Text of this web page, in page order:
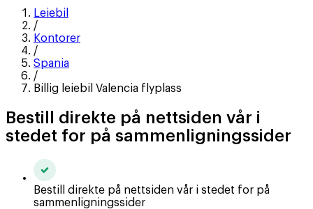
Leiebil
/
Kontorer
/
Spania
/
Billig leiebil Valencia flyplass
Bestill direkte på nettsiden vår i
stedet for på sammenligningssider
Bestill direkte på nettsiden vår i stedet for på
sammenligningssider